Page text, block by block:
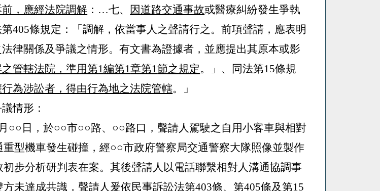
，應經法院調解 ：…七、 因道路交通事故或醫療糾紛發生爭執
405條規定：「調解，依當事人之聲請行之。前項聲請，應表明
律關係及爭議之情形。有文書為證據者，並應提出其原本或影
管轄法院，準用第1編第1章第1節之規定。」、同法第15條規
行為涉訟者，得由行為地之法院管轄。」
情形：
○○日，於○○市○○路、○○路口，聲請人駕駛之自用小客車與相對
重型機車發生碰撞，經○○市政府警察局交通警察大隊照像並製作
初步分析研判表在案。其後聲請人以電話聯繫相對人溝通協調事
方未達成共識，聲請人爰依民事訴訟法第403條、第405條及第15